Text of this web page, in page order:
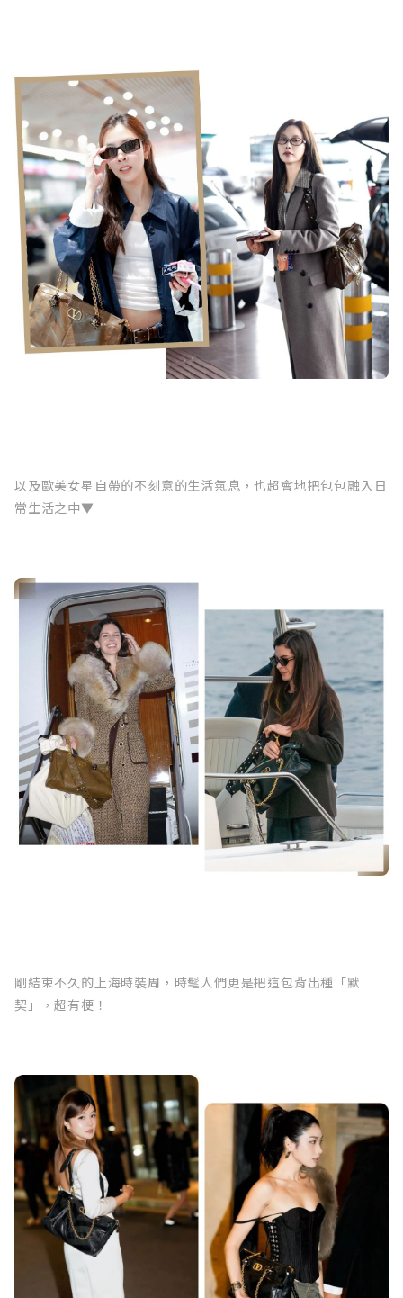
以及歐美女星自帶的不刻意的生活氣息，也超會地把包包融入日
常生活之中▼
剛結束不久的上海時裝周，時髦人們更是把這包背出種「默
契」，超有梗！